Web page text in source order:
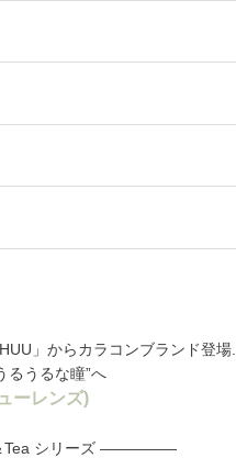
」からカラコンブランド登場
るうるな瞳”へ
ー レンズ)
シリーズ ―――――